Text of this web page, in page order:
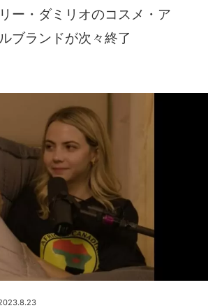
ー・ダミリオのコスメ・ア
ブランドが次々終了